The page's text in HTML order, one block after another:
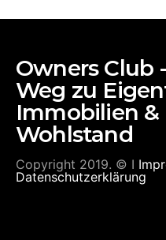
Owners Club
Weg zu
Immobilien &
Wohlstand
Copyright 2019. © I
Datenschutzerklärung